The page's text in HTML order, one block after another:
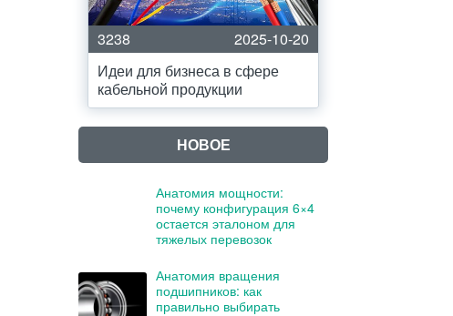
3238
2025-10-20
Идеи для бизнеса в сфере
кабельной продукции
НОВОЕ
Анатомия мощности:
почему конфигурация 6×4
остается эталоном для
тяжелых перевозок
Анатомия вращения
подшипников: как
правильно выбирать